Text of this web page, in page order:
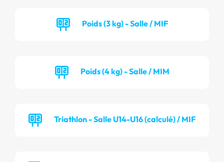
Poids (3 kg) - Salle / MIF
Poids (4 kg) - Salle / MIM
Triathlon - Salle U14-U16 (calculé) / MIF